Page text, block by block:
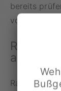
bereits
vorstellbar
anderen